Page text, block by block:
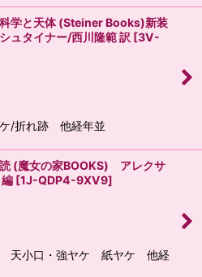
学と天体 (Steiner Books)新装
ュタイナー/西川隆範 訳 [3V-
/折れ跡 他経年並
(魔女の家BOOKS) アレクサ
[1J-QDP4-9XV9]
天小口・強ヤケ 紙ヤケ 他経